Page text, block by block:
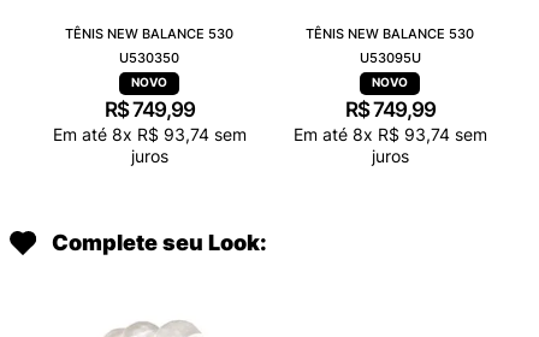
TÊNIS NEW BALANCE 530
U530350
R$749,99
Em até 8x R$ 93,74sem
juros
TÊNIS NEW BALANCE 530
U53095U
R$749,99
Em até 8x R$ 93,74sem
juros
Complete seu Look: